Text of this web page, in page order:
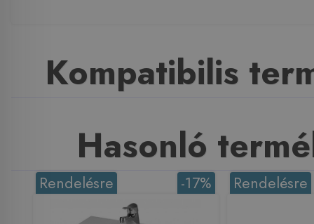
Kompatibilis
Hasonló
-17%
Rendelésre Rendelésre